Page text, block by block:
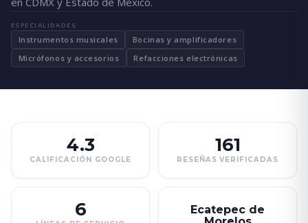
ESPECIALIDADES
Instrumentos musicales
Bocinas y amplificadores
Micrófonos y accesorios
Refacciones electrónicas
4.3
CALIFICACIÓN GOOGLE
161
RESEÑAS VERIFICADAS
6
Ecatepec de